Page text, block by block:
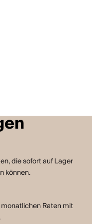
die sofort auf Lager
können.
Raten mit